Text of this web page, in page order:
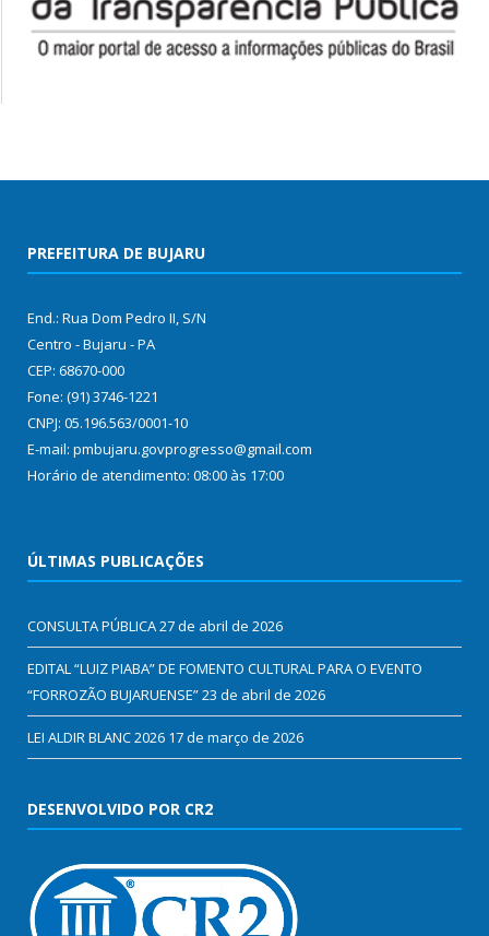
PREFEITURA DE BUJARU
End.: Rua Dom Pedro II, S/N
Centro - Bujaru - PA
CEP: 68670-000
Fone: (91) 3746-1221
CNPJ: 05.196.563/0001-10
E-mail: pmbujaru.govprogresso@gmail.com
Horário de atendimento: 08:00 às 17:00
ÚLTIMAS PUBLICAÇÕES
CONSULTA PÚBLICA27 de abril de 2026
EDITAL “LUIZ PIABA” DE FOMENTO CULTURAL PARA O EVENTO
“FORROZÃO BUJARUENSE”23 de abril de 2026
LEI ALDIR BLANC 2026 17 de março de 2026
DESENVOLVIDO POR CR2